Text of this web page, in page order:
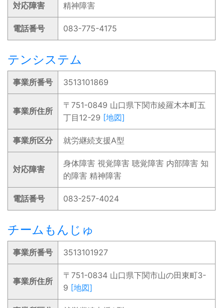
対応障害 精神障害
電話番号 083-775-4175
テンシステム
事業所番号 3513101869
事業所住所
〒751-0849 山口県下関市綾羅木本町五
丁目12-29 [地図]
事業所区分 就労継続支援A型
対応障害
身体障害 視覚障害 聴覚障害 内部障害 知
的障害 精神障害
電話番号 083-257-4024
チームもんじゅ
事業所番号 3513101927
事業所住所
〒751-0834 山口県下関市山の田東町3-
9 [地図]